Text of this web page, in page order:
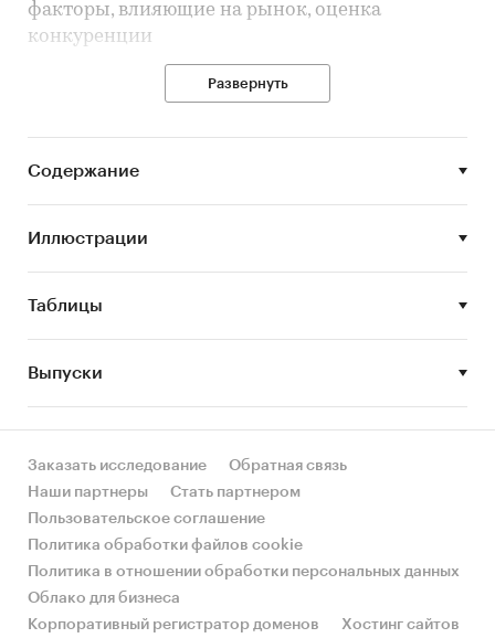
факторы, влияющие на рынок, оценка
конкуренции
Цель исследования:анализ и прогноз
развития рынка доставки пиццы
Описание состояния рынка доставки пиццы
Анализ влияния кризиса на отрасль
Составление прогноза развития рынка до
2027 г.
Основные блоки исследования:
Ключевые компоненты рынка доставки
пиццы
Развернуть
Содержание
Иллюстрации
Таблицы
Выпуски
Заказать исследование
Обратная связь
Наши партнеры
Стать партнером
Пользовательское соглашение
Политика обработки файлов cookie
Политика в отношении обработки персональных данных
Облако для бизнеса
Корпоративный регистратор доменов
Хостинг сайтов